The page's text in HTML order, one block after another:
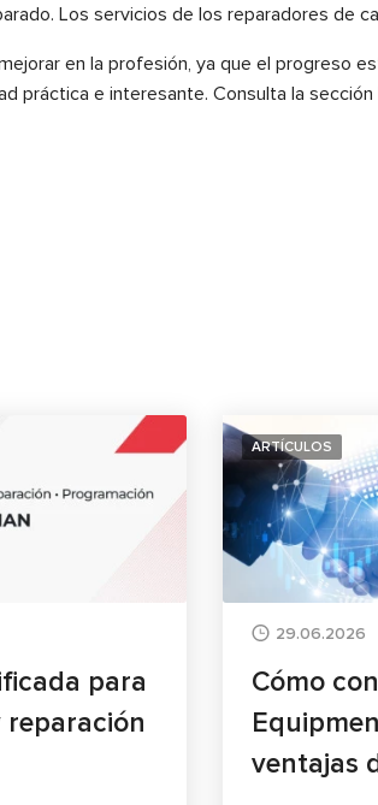
Los servicios de los reparadores de
en la profesión, ya que el progreso
práctica e interesante. Consulta la
para
ARTÍCULOS
29.06.2026
Cómo
ventajas